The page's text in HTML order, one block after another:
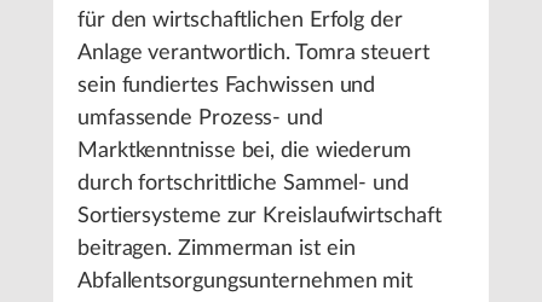
für den wirtschaftlichen Erfolg der
Anlage verantwortlich. Tomra steuert
sein fundiertes Fachwissen und
umfassende Prozess- und
Marktkenntnisse bei, die wiederum
durch fortschrittliche Sammel- und
Sortiersysteme zur Kreislaufwirtschaft
beitragen. Zimmerman ist ein
Abfallentsorgungsunternehmen mit